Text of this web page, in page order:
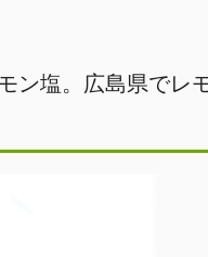
ン塩。広島県でレ